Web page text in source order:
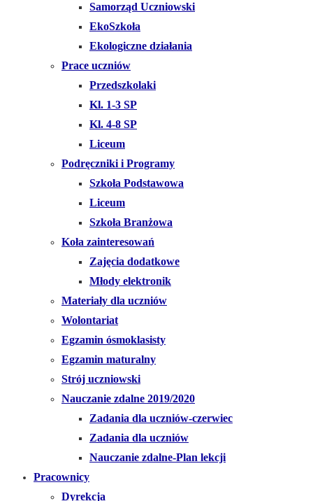
Samorząd Uczniowski
EkoSzkoła
Ekologiczne działania
Prace uczniów
Przedszkolaki
Kl. 1-3 SP
Kl. 4-8 SP
Liceum
Podręczniki i Programy
Szkoła Podstawowa
Liceum
Szkoła Branżowa
Koła zainteresowań
Zajęcia dodatkowe
Młody elektronik
Materiały dla uczniów
Wolontariat
Egzamin ósmoklasisty
Egzamin maturalny
Strój uczniowski
Nauczanie zdalne 2019/2020
Zadania dla uczniów-czerwiec
Zadania dla uczniów
Nauczanie zdalne-Plan lekcji
Pracownicy
Dyrekcja